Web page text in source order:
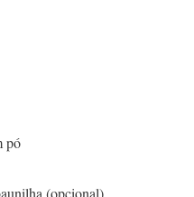
pó
(opcional)